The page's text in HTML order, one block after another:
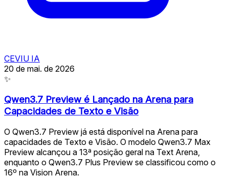
CEVIU IA
20 de mai. de 2026
✨
Qwen3.7 Preview é Lançado na Arena para
Capacidades de Texto e Visão
O Qwen3.7 Preview já está disponível na Arena para
capacidades de Texto e Visão. O modelo Qwen3.7 Max
Preview alcançou a 13ª posição geral na Text Arena,
enquanto o Qwen3.7 Plus Preview se classificou como o
16º na Vision Arena.